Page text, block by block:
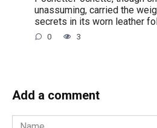
unassuming, carried the
secrets in its worn leather
0 3
Add a comment
Name